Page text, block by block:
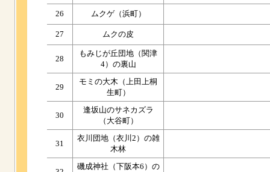
26 ムクゲ（浜町）
27 ムクの皮
28
もみじが丘団地（関津
4）の裏山
29
モミの大木（上田上桐
生町）
30
逢坂山のサネカズラ
（大谷町）
31
衣川団地（衣川2）の雑
木林
磯成神社（下阪本6）の